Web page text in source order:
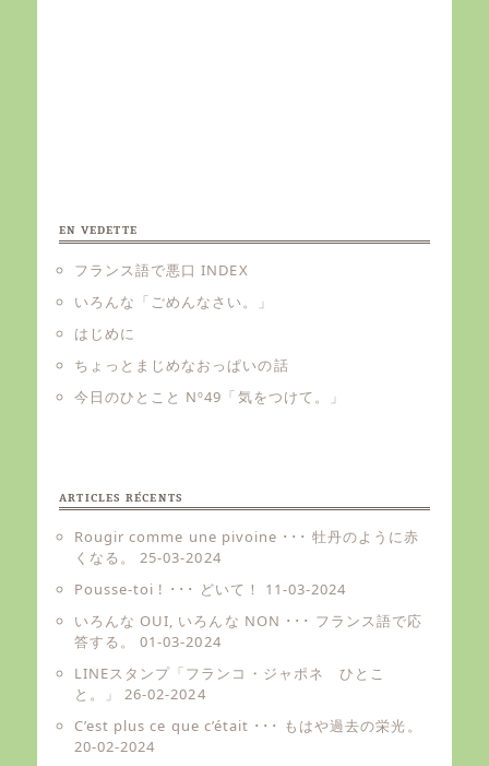
EN VEDETTE
フランス語で悪口 INDEX
いろんな「ごめんなさい。」
はじめに
ちょっとまじめなおっぱいの話
今日のひとこと Nº49「気をつけて。」
ARTICLES RÉCENTS
Rougir comme une pivoine ･･･ 牡丹のように赤
くなる。
25-03-2024
Pousse-toi ! ･･･ どいて！
11-03-2024
いろんな OUI, いろんな NON ･･･ フランス語で応
答する。
01-03-2024
LINEスタンプ「フランコ・ジャポネ ひとこ
と。」
26-02-2024
C’est plus ce que c’était ･･･ もはや過去の栄光。
20-02-2024